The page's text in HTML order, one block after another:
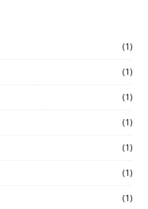
(1)
(1)
(1)
(1)
(1)
(1)
(1)